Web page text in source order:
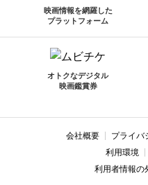
映画情報を網羅した
プラットフォーム
オトクなデジタル
映画鑑賞券
会社概要 プライバ
利用環境
利用者情報の